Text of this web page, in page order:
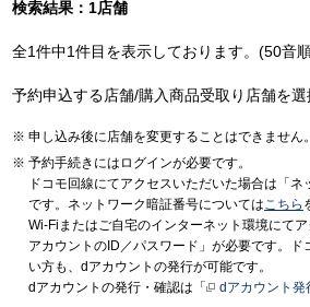
検索結果：1店舗
全1件中1件目を表示しております。(50音
予約申込する店舗/購入商品受取り店舗を選
申し込み後に店舗を変更することはできません。
予約手続きにはログインが必要です。
ドコモ回線にてアクセスいただいた場合は「
です。ネットワーク暗証番号についてはこちら
Wi-Fiまたはご自宅のインターネット環境にて
アカウントのID／パスワード」が必要です。ド
い方も、dアカウントの発行が可能です。
dアカウントの発行・確認は「
dアカウント発